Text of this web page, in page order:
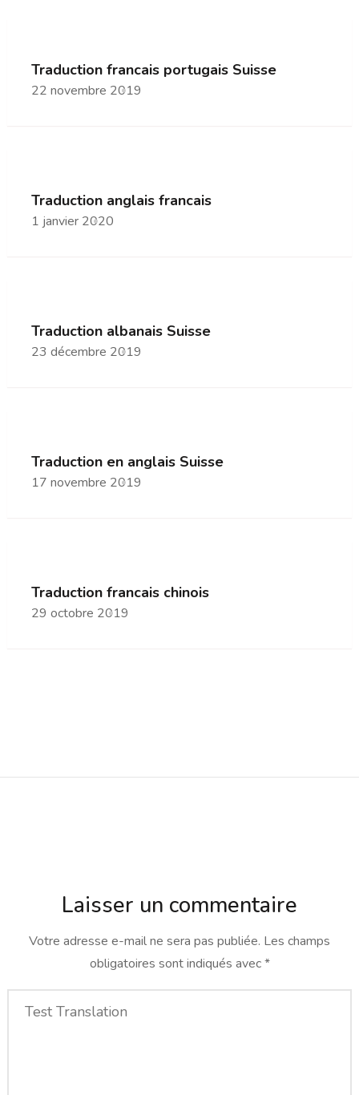
Traduction francais portugais Suisse
22 novembre 2019
Traduction anglais francais
1 janvier 2020
Traduction albanais Suisse
23 décembre 2019
Traduction en anglais Suisse
17 novembre 2019
Traduction francais chinois
29 octobre 2019
Laisser un commentaire
Votre adresse e-mail ne sera pas publiée. Les champs
obligatoires sont indiqués avec*